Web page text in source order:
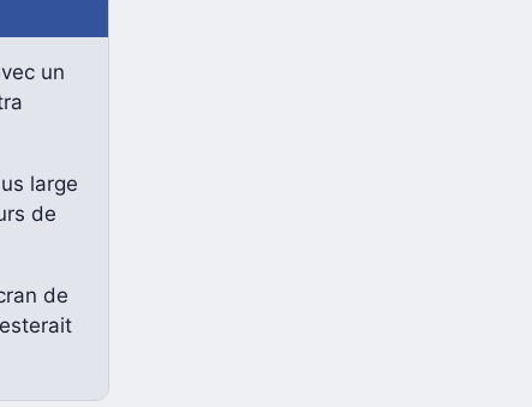
un
large
de
de